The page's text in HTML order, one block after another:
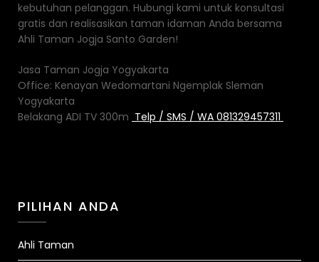
kebutuhan pelanggan. Hubungi kami untuk konsultasi
gratis dan realisasikan taman idaman Anda bersama
Ahli Taman Jogja Santo Garden!
Jasa Taman Jogja Yogyakarta
Office: Kenayan Wedomartani Ngemplak Sleman
Yogyakarta
Belakang ADI TV 300m Telp / SMS / WA 081329457311
PILIHAN ANDA
Ahli Taman